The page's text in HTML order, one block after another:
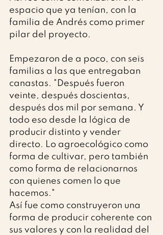
espacio que ya tenían, con la
familia de Andrés como primer
pilar del proyecto.
Empezaron de a poco, con seis
familias a las que entregaban
canastas. "Después fueron
veinte, después doscientas,
después dos mil por semana. Y
todo eso desde la lógica de
producir distinto y vender
directo. Lo agroecológico como
forma de cultivar, pero también
como forma de relacionarnos
con quienes comen lo que
hacemos."
Así fue como construyeron una
forma de producir coherente con
sus valores y con la realidad del